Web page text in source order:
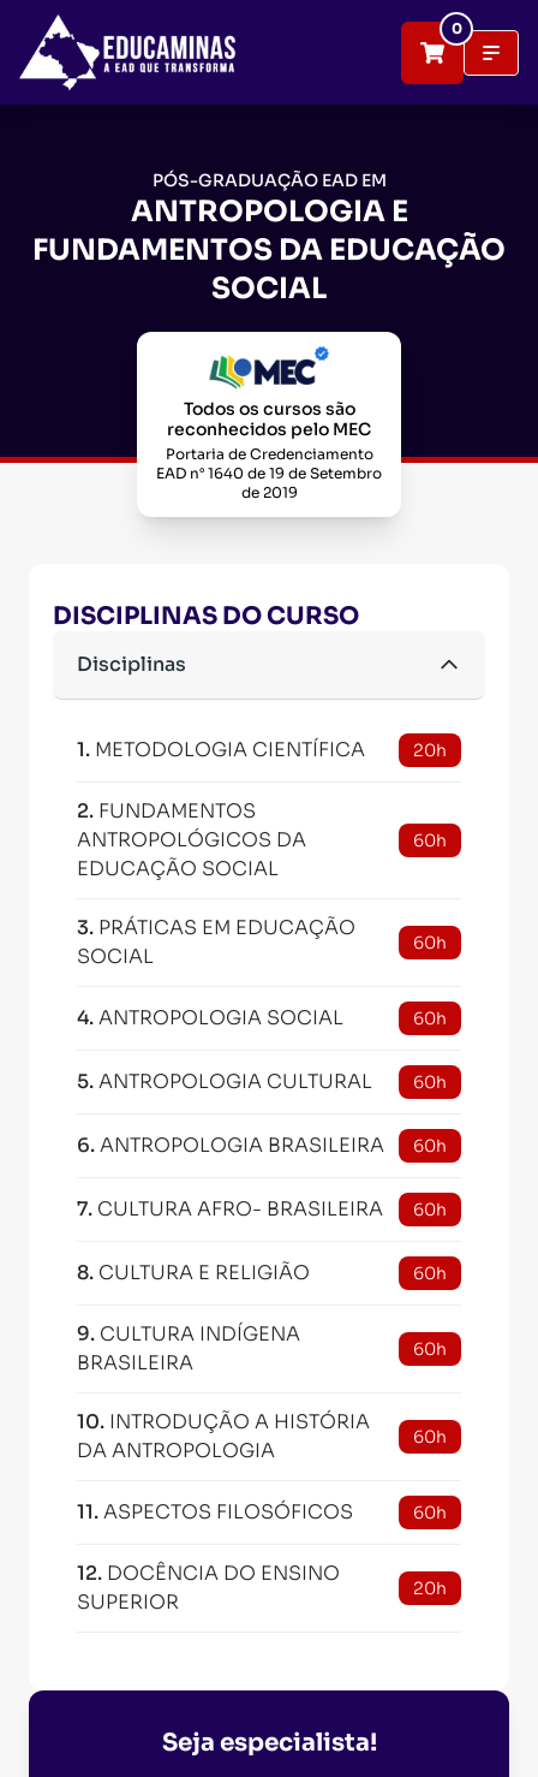
0
PÓS-GRADUAÇÃO EAD EM
ANTROPOLOGIA E
FUNDAMENTOS DA EDUCAÇÃO
SOCIAL
Todos os cursos são
reconhecidos pelo MEC
Portaria de Credenciamento
EAD n° 1640 de 19 de Setembro
de 2019
DISCIPLINAS DO CURSO
Disciplinas
1. METODOLOGIA CIENTÍFICA 20h
2. FUNDAMENTOS
ANTROPOLÓGICOS DA
EDUCAÇÃO SOCIAL
60h
3. PRÁTICAS EM EDUCAÇÃO
SOCIAL
60h
4.ANTROPOLOGIA SOCIAL 60h
5.ANTROPOLOGIA CULTURAL 60h
6.ANTROPOLOGIA BRASILEIRA 60h
7. CULTURA AFRO- BRASILEIRA 60h
8. CULTURA E RELIGIÃO 60h
9. CULTURA INDÍGENA
BRASILEIRA
60h
10. INTRODUÇÃO A HISTÓRIA
DA ANTROPOLOGIA
60h
11.ASPECTOS FILOSÓFICOS 60h
12. DOCÊNCIA DO ENSINO
SUPERIOR
20h
Seja especialista!